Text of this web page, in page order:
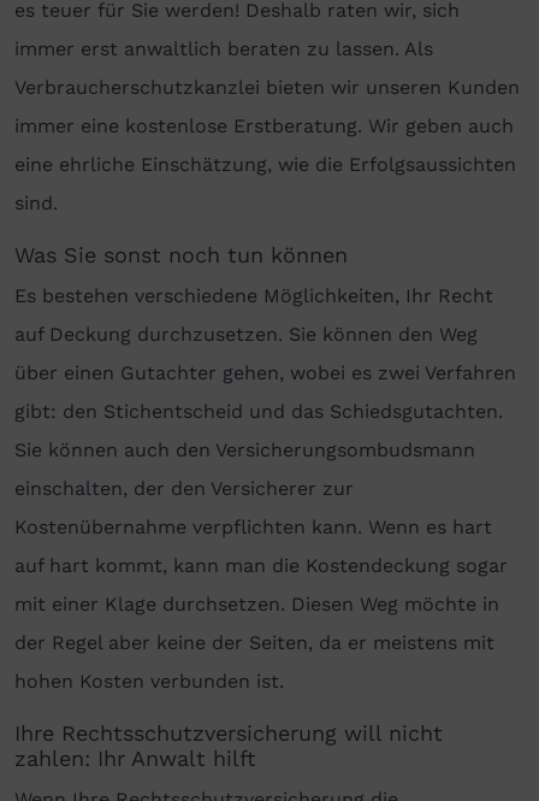
es teuer für Sie werden! Deshalb raten wir, sich
immer erst anwaltlich beraten zu lassen. Als
Verbraucherschutzkanzlei bieten wir unseren Kunden
immer eine kostenlose Erstberatung. Wir geben auch
eine ehrliche Einschätzung, wie die Erfolgsaussichten
sind.
Was Sie sonst noch tun können
Es bestehen verschiedene Möglichkeiten, Ihr Recht
auf Deckung durchzusetzen. Sie können den Weg
über einen Gutachter gehen, wobei es zwei Verfahren
gibt: den Stichentscheid und das Schiedsgutachten.
Sie können auch den Versicherungsombudsmann
einschalten, der den Versicherer zur
Kostenübernahme verpflichten kann. Wenn es hart
auf hart kommt, kann man die Kostendeckung sogar
mit einer Klage durchsetzen. Diesen Weg möchte in
der Regel aber keine der Seiten, da er meistens mit
hohen Kosten verbunden ist.
Ihre Rechtsschutzversicherung will nicht
zahlen: Ihr Anwalt hilft